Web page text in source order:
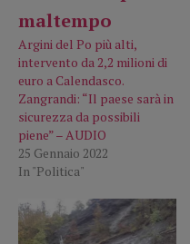
Argini del Po più alti,
intervento da 2,2 milioni di
euro a Calendasco.
Zangrandi: “Il paese sarà in
sicurezza da possibili
piene” – AUDIO
25 Gennaio 2022
In "Politica"